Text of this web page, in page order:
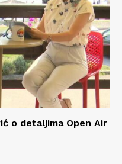
o detaljima Open Air